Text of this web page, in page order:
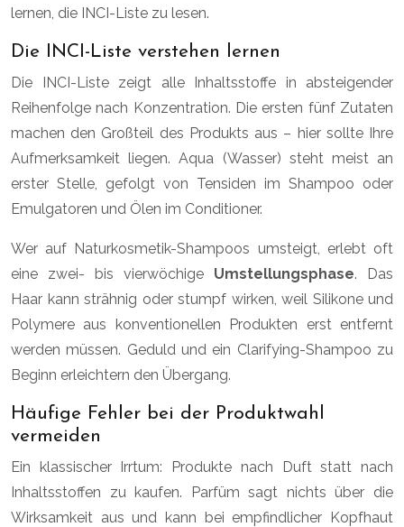
lernen, die INCI-Liste zu lesen.
Die INCI-Liste verstehen lernen
Die INCI-Liste zeigt alle Inhaltsstoffe in absteigender
Reihenfolge nach Konzentration. Die ersten fünf Zutaten
machen den Großteil des Produkts aus – hier sollte Ihre
Aufmerksamkeit liegen. Aqua (Wasser) steht meist an
erster Stelle, gefolgt von Tensiden im Shampoo oder
Emulgatoren und Ölen im Conditioner.
Wer auf Naturkosmetik-Shampoos umsteigt, erlebt oft
eine zwei- bis vierwöchige Umstellungsphase. Das
Haar kann strähnig oder stumpf wirken, weil Silikone und
Polymere aus konventionellen Produkten erst entfernt
werden müssen. Geduld und ein Clarifying-Shampoo zu
Beginn erleichtern den Übergang.
Häufige Fehler bei der Produktwahl
vermeiden
Ein klassischer Irrtum: Produkte nach Duft statt nach
Inhaltsstoffen zu kaufen. Parfüm sagt nichts über die
Wirksamkeit aus und kann bei empfindlicher Kopfhaut